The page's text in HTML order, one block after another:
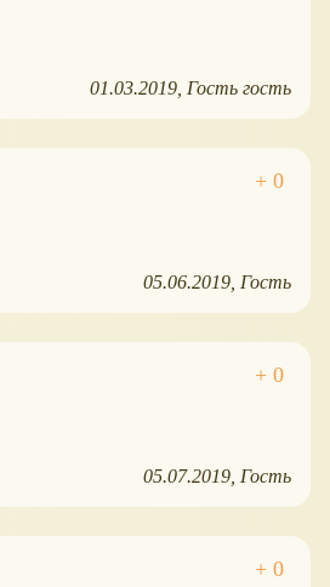
01.03.2019 Гость гость
05.06.2019 Гость
05.07.2019 Гость